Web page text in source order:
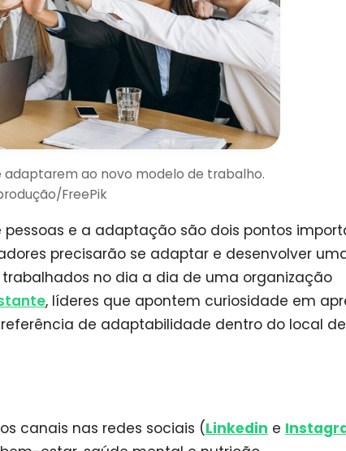
ao novo modelo de trabalho.
FreePik
e a adaptação são dois pontos
precisarão se adaptar e desenvolver
no dia a dia de uma organização
, líderes que apontem curiosidade em
de adaptabilidade dentro do local de
canais nas redes sociais (Linkedin e